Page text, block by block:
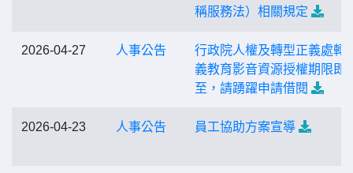
稱服務法）相關規定
2026-04-27 人事公告
行政院人權及轉型正義處轉
義教育影音資源授權期限即
至，請踴躍申請借閱
2026-04-23 人事公告 員工協助方案宣導